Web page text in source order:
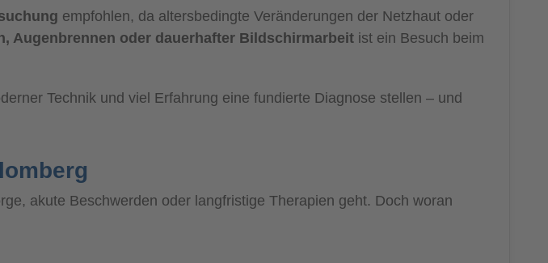
empfohlen, da altersbedingte Veränderungen der Netzhaut oder
Augenbrennen oder dauerhafter Bildschirmarbeit ist ein Besuch beim
Technik und viel Erfahrung eine fundierte Diagnose stellen – und
akute Beschwerden oder langfristige Therapien geht. Doch woran